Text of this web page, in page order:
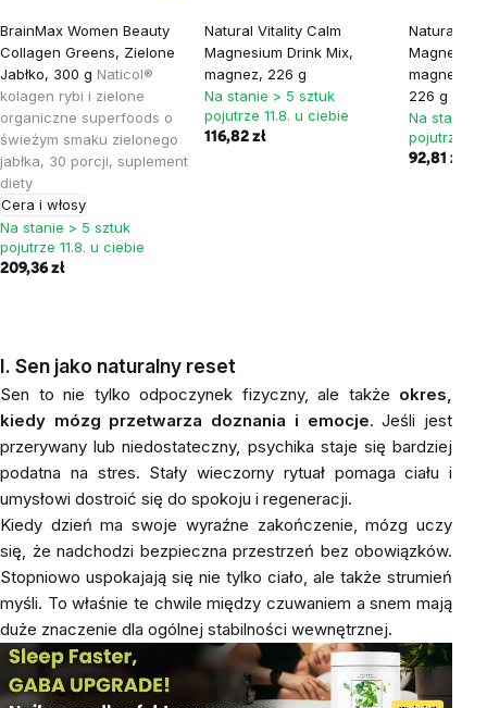
BrainMax Women Beauty
Collagen Greens, Zielone
Jabłko, 300 g Naticol®
kolagen rybi i zielone
organiczne superfoods o
świeżym smaku zielonego
jabłka, 30 porcji, suplement
diety
Cera i włosy
Na stanie > 5 sztuk
pojutrze 11.8. u ciebie
209,36 zł
Natural Vitality Calm
Magnesium Drink Mix,
magnez, 226 g
Na stanie > 5 sztuk
pojutrze 11.8. u ciebie
116,82 zł
Natural
magnez,
226 g
Na stanie
pojutrze
92,81 zł
I. Sen jako naturalny reset
Sen to nie tylko odpoczynek fizyczny, ale także okres,
kiedy mózg przetwarza doznania i emocje. Jeśli jest
przerywany lub niedostateczny, psychika staje się bardziej
podatna na stres. Stały wieczorny rytuał pomaga ciału i
umysłowi dostroić się do spokoju i regeneracji.
Kiedy dzień ma swoje wyraźne zakończenie, mózg uczy
się, że nadchodzi bezpieczna przestrzeń bez obowiązków.
Stopniowo uspokajają się nie tylko ciało, ale także strumień
myśli. To właśnie te chwile między czuwaniem a snem mają
duże znaczenie dla ogólnej stabilności wewnętrznej.